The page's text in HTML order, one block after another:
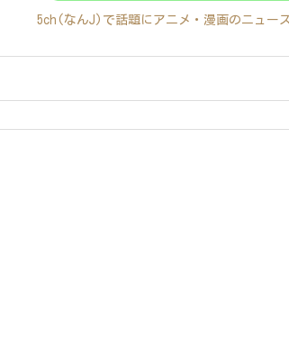
5ch(なんJ)で話題にアニメ・漫画のニュー